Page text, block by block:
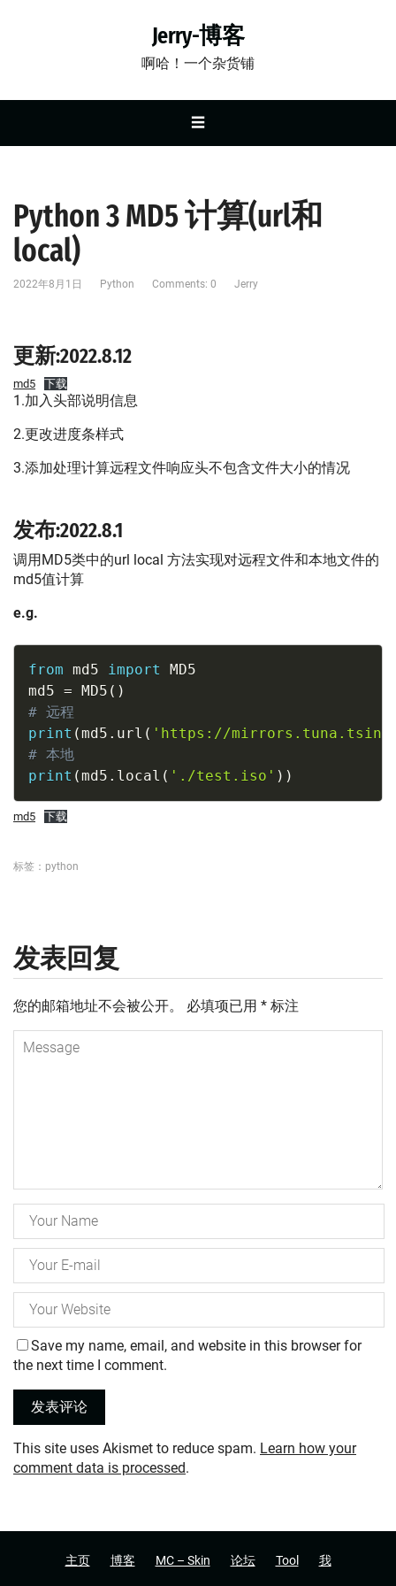
Jerry-博客
啊哈！一个杂货铺
☰
Python 3 MD5 计算(url和
local)
2022年8月1日 Python Comments: 0 Jerry
更新:2022.8.12
md5 下载
1.加入头部说明信息
2.更改进度条样式
3.添加处理计算远程文件响应头不包含文件大小的情况
发布:2022.8.1
调用MD5类中的url local 方法实现对远程文件和本地文件的
md5值计算
e.g.
from md5 import
MD5
md5 = MD5 ( )
# 远程
print (md5 . url ( 'https://
# 本地
print (md5 . local ( './test.iso' ) )
md5 下载
标签： python
发表回复
您的邮箱地址不会被公开。 必填项已用 * 标注
Save my name, email, and website in this browser for
the next time I comment.
This site uses Akismet to reduce spam. Learn how your
comment data is processed.
主页 博客 MC – Skin 论坛 Tool 我